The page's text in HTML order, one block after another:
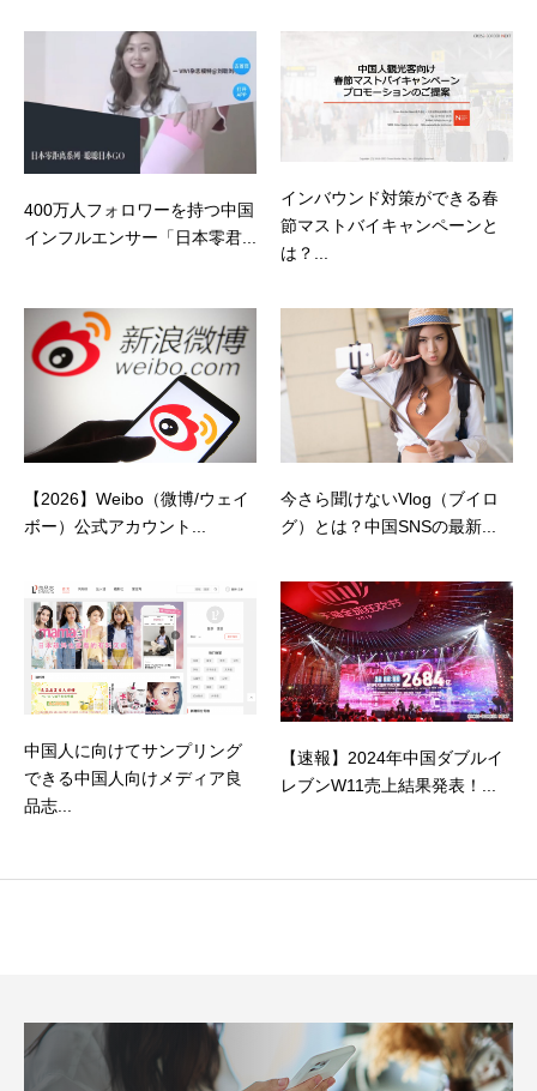
400万人フォロワーを持つ中国
インフルエンサー「日本零君...
インバウンド対策ができる春
節マストバイキャンペーンと
は？...
【2026】Weibo（微博/ウェイ
ボー）公式アカウント...
今さら聞けないVlog（ブイロ
グ）とは？中国SNSの最新...
中国人に向けてサンプリング
できる中国人向けメディア良
品志...
【速報】2024年中国ダブルイ
レブンW11売上結果発表！...